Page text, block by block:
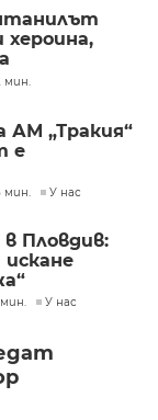
хероина,
у
мин.
АМ „Тракия“
е
мин. У нас
Пловдив:
У нас